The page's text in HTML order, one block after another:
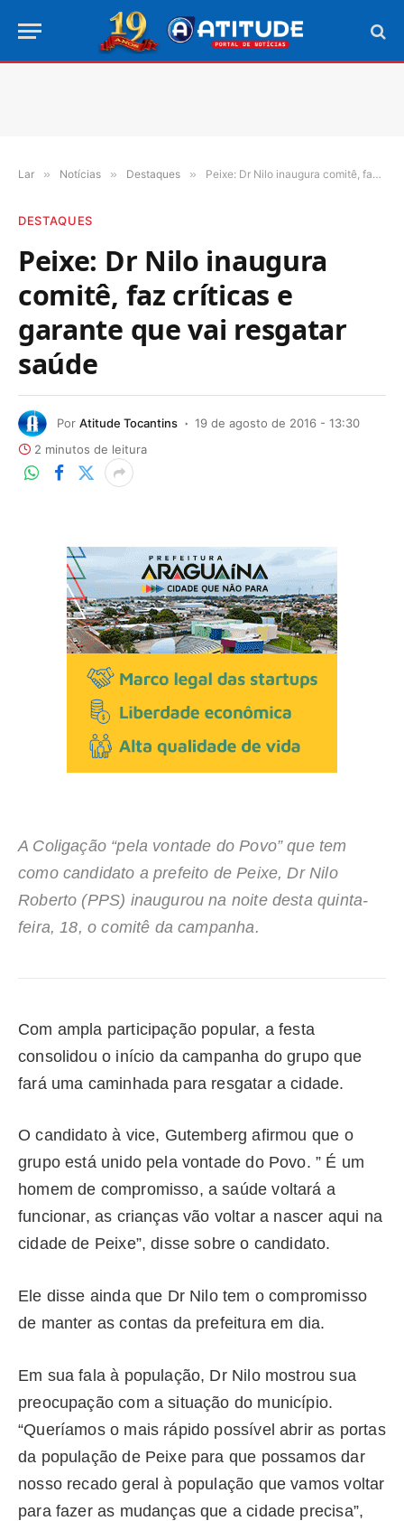
Lar » Notícias » Destaques » Peixe: Dr Nilo inaugura comitê, faz críticas e garante que vai resgatar saúde
DESTAQUES
Peixe: Dr Nilo inaugura
comitê, faz críticas e
garante que vai resgatar
saúde
Por Atitude Tocantins
19 de agosto de 2016 - 13:30
2 minutos de leitura
A Coligação “pela vontade do Povo” que tem
como candidato a prefeito de Peixe, Dr Nilo
Roberto (PPS) inaugurou na noite desta quinta-
feira, 18, o comitê da campanha.
Com ampla participação popular, a festa
consolidou o início da campanha do grupo que
fará uma caminhada para resgatar a cidade.
O candidato à vice, Gutemberg afirmou que o
grupo está unido pela vontade do Povo. ” É um
homem de compromisso, a saúde voltará a
funcionar, as crianças vão voltar a nascer aqui na
cidade de Peixe”, disse sobre o candidato.
Ele disse ainda que Dr Nilo tem o compromisso
de manter as contas da prefeitura em dia.
Em sua fala à população, Dr Nilo mostrou sua
preocupação com a situação do município.
“Queríamos o mais rápido possível abrir as portas
da população de Peixe para que possamos dar
nosso recado geral à população que vamos voltar
para fazer as mudanças que a cidade precisa”,